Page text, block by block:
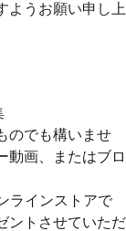
ようお願い申し上
のでも構いませ
動画、またはブロ
ラインストアで
ントさせていただ